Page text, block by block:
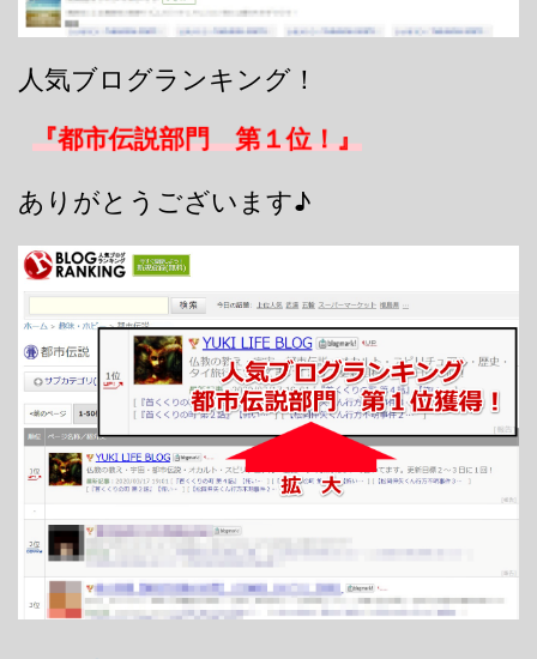
人気ブログランキング！
『都市伝説部門 第１位！』
ありがとうございます♪